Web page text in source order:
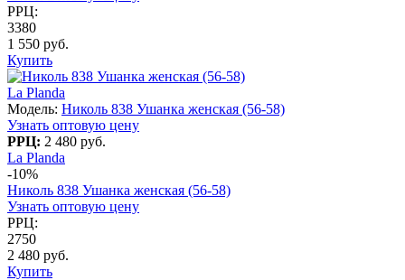
РРЦ:
3380
1 550 руб.
Купить
La Planda
Модель: Николь 838 Ушанка женская (56-58)
Узнать оптовую цену
РРЦ: 2 480 руб.
La Planda
-10%
Николь 838 Ушанка женская (56-58)
Узнать оптовую цену
РРЦ:
2750
2 480 руб.
Купить